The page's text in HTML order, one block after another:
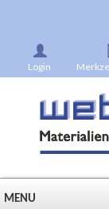
Login
MENU